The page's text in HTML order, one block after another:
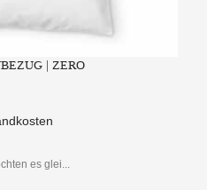
| ZERO
es glei...